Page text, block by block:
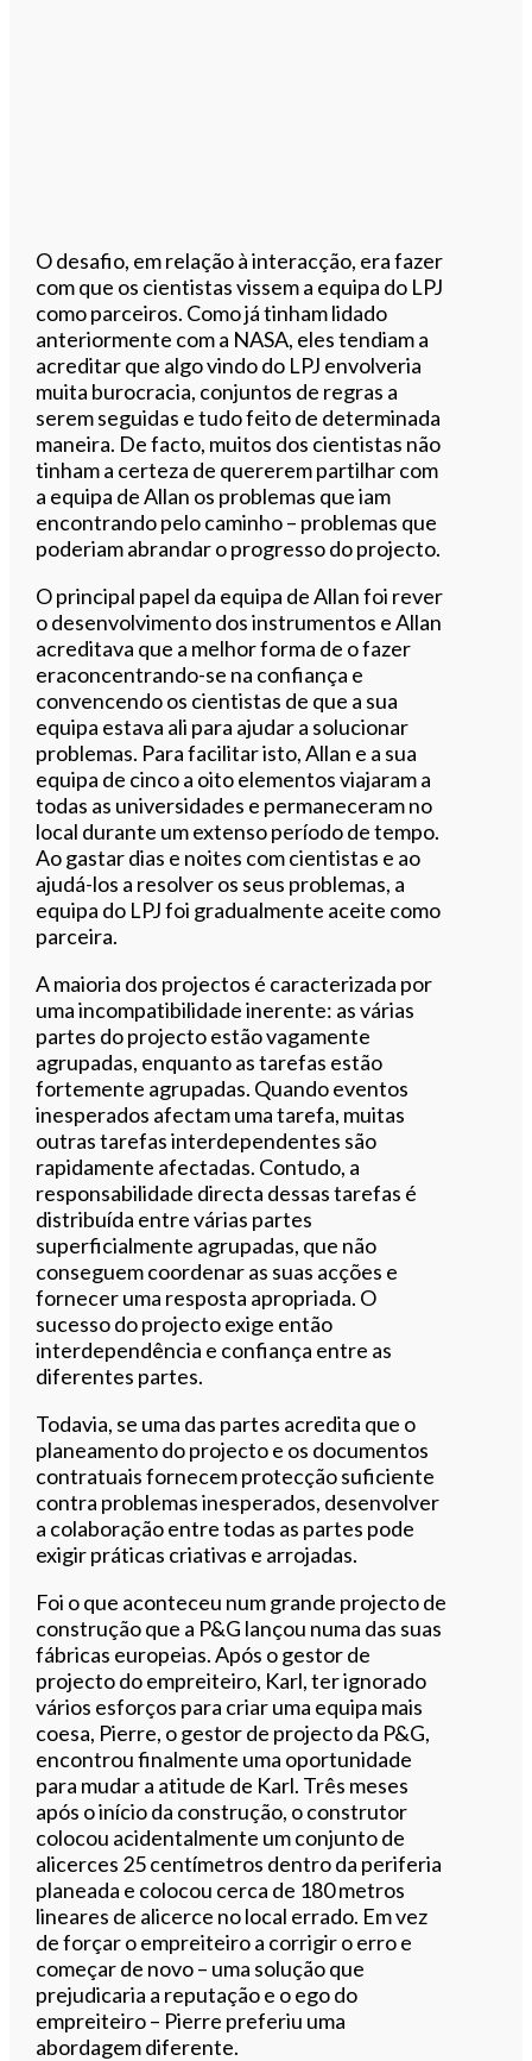
O desafio, em relação à interacção, era fazer
com que os cientistas vissem a equipa do LPJ
como parceiros. Como já tinham lidado
anteriormente com a NASA, eles tendiam a
acreditar que algo vindo do LPJ envolveria
muita burocracia, conjuntos de regras a
serem seguidas e tudo feito de determinada
maneira. De facto, muitos dos cientistas não
tinham a certeza de quererem partilhar com
a equipa de Allan os problemas que iam
encontrando pelo caminho – problemas que
poderiam abrandar o progresso do projecto.
O principal papel da equipa de Allan foi rever
o desenvolvimento dos instrumentos e Allan
acreditava que a melhor forma de o fazer
eraconcentrando-se na confiança e
convencendo os cientistas de que a sua
equipa estava ali para ajudar a solucionar
problemas. Para facilitar isto, Allan e a sua
equipa de cinco a oito elementos viajaram a
todas as universidades e permaneceram no
local durante um extenso período de tempo.
Ao gastar dias e noites com cientistas e ao
ajudá-los a resolver os seus problemas, a
equipa do LPJ foi gradualmente aceite como
parceira.
A maioria dos projectos é caracterizada por
uma incompatibilidade inerente: as várias
partes do projecto estão vagamente
agrupadas, enquanto as tarefas estão
fortemente agrupadas. Quando eventos
inesperados afectam uma tarefa, muitas
outras tarefas interdependentes são
rapidamente afectadas. Contudo, a
responsabilidade directa dessas tarefas é
distribuída entre várias partes
superficialmente agrupadas, que não
conseguem coordenar as suas acções e
fornecer uma resposta apropriada. O
sucesso do projecto exige então
interdependência e confiança entre as
diferentes partes.
Todavia, se uma das partes acredita que o
planeamento do projecto e os documentos
contratuais fornecem protecção suficiente
contra problemas inesperados, desenvolver
a colaboração entre todas as partes pode
exigir práticas criativas e arrojadas.
Foi o que aconteceu num grande projecto de
construção que a P&G lançou numa das suas
fábricas europeias. Após o gestor de
projecto do empreiteiro, Karl, ter ignorado
vários esforços para criar uma equipa mais
coesa, Pierre, o gestor de projecto da P&G,
encontrou finalmente uma oportunidade
para mudar a atitude de Karl. Três meses
após o início da construção, o construtor
colocou acidentalmente um conjunto de
alicerces 25 centímetros dentro da periferia
planeada e colocou cerca de 180 metros
lineares de alicerce no local errado. Em vez
de forçar o empreiteiro a corrigir o erro e
começar de novo – uma solução que
prejudicaria a reputação e o ego do
empreiteiro – Pierre preferiu uma
abordagem diferente.